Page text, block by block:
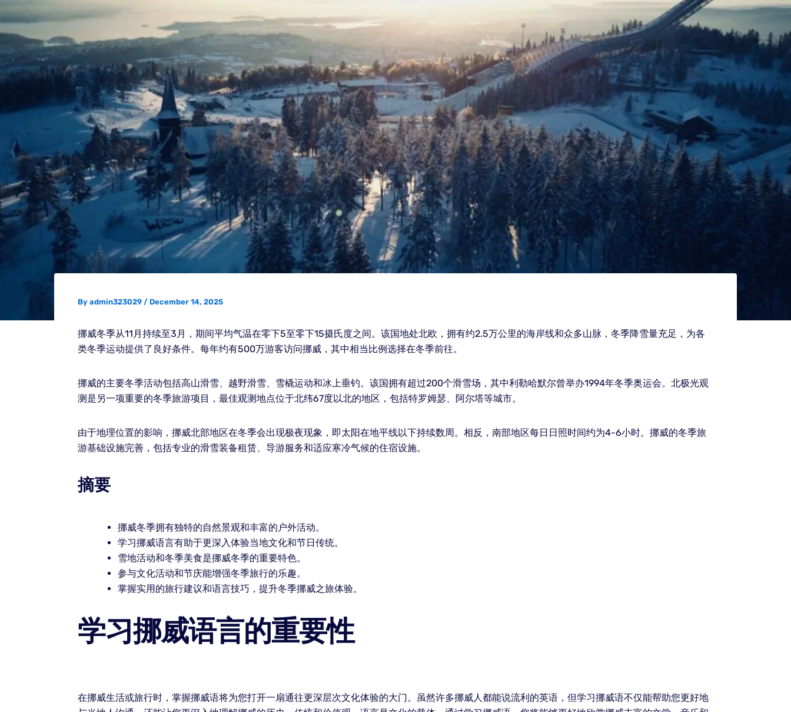
By admin323029 / December 14, 2025
挪威冬季从11月持续至3月，期间平均气温在零下5至零下15摄氏度之间。该国地处北欧，拥有约2.5万公里的海岸线和众多山脉，冬季降雪量充足，为各
类冬季运动提供了良好条件。每年约有500万游客访问挪威，其中相当比例选择在冬季前往。
挪威的主要冬季活动包括高山滑雪、越野滑雪、雪橇运动和冰上垂钓。该国拥有超过200个滑雪场，其中利勒哈默尔曾举办1994年冬季奥运会。北极光观
测是另一项重要的冬季旅游项目，最佳观测地点位于北纬67度以北的地区，包括特罗姆瑟、阿尔塔等城市。
由于地理位置的影响，挪威北部地区在冬季会出现极夜现象，即太阳在地平线以下持续数周。相反，南部地区每日日照时间约为4-6小时。挪威的冬季旅
游基础设施完善，包括专业的滑雪装备租赁、导游服务和适应寒冷气候的住宿设施。
摘要
挪威冬季拥有独特的自然景观和丰富的户外活动。
学习挪威语言有助于更深入体验当地文化和节日传统。
雪地活动和冬季美食是挪威冬季的重要特色。
参与文化活动和节庆能增强冬季旅行的乐趣。
掌握实用的旅行建议和语言技巧，提升冬季挪威之旅体验。
学习挪威语言的重要性
在挪威生活或旅行时，掌握挪威语将为您打开一扇通往更深层次文化体验的大门。虽然许多挪威人都能说流利的英语，但学习挪威语不仅能帮助您更好地